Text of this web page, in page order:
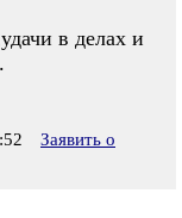
в делах и
Заявить о